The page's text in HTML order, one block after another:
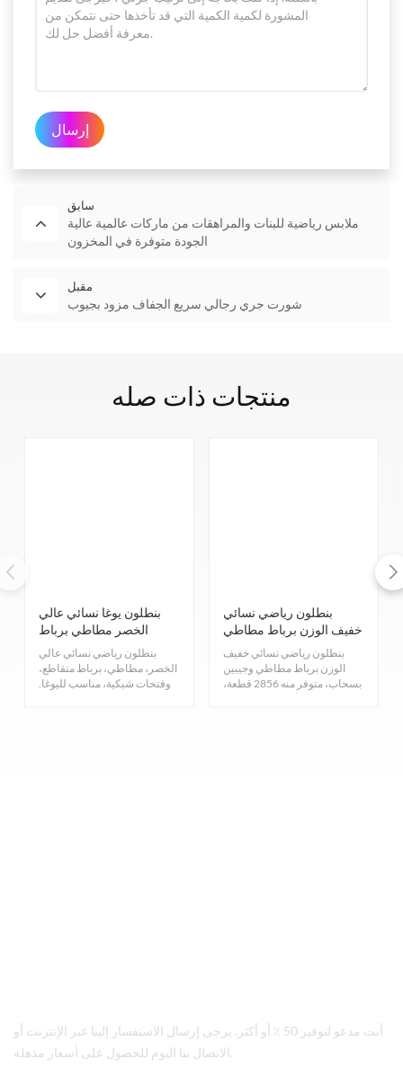
إرسال
سابق
ملابس رياضية للبنات والمراهقات من ماركات عالمية عالية
الجودة متوفرة في المخزون
مقبل
شورت جري رجالي سريع الجفاف مزود بجيوب
منتجات ذات صله
بنطلون يوغا نسائي عالي
الخصر مطاطي برباط
متقاطع وفتحات شبكية من
ستوكلوت
بنطلون رياضي نسائي عالي
الخصر، مطاطي، برباط متقاطع،
وفتحات شبكية، مناسب لليوغا.
بنطلون رياضي نسائي
خفيف الوزن برباط مطاطي
وجيبين بسحاب، متوفر الآن
بنطلون رياضي نسائي خفيف
الوزن برباط مطاطي وجيبين
بسحاب، متوفر منه 2856 قطعة،
أنت مدعو لتوفير 50 ٪ أو أكثر. يرجى إرسال الاستفسار إلينا عبر الإنترنت أو
الاتصال بنا اليوم للحصول على أسعار مذهلة.